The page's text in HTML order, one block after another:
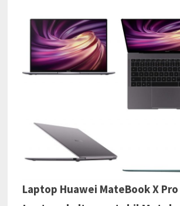
Laptop Huawei MateBook X Pro